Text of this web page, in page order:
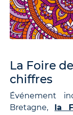
La Foire
chiffres
Événement
Bretagne,
la